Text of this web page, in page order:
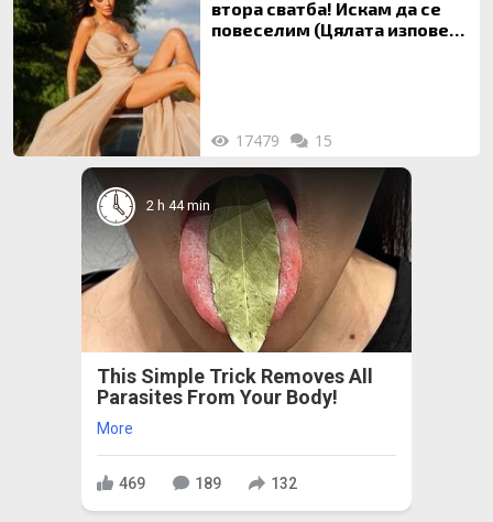
втора сватба! Искам да се
повеселим (Цялата изповед
17479 15
2 h 44 min
This Simple Trick Removes All
Parasites From Your Body!
More
469 189 132